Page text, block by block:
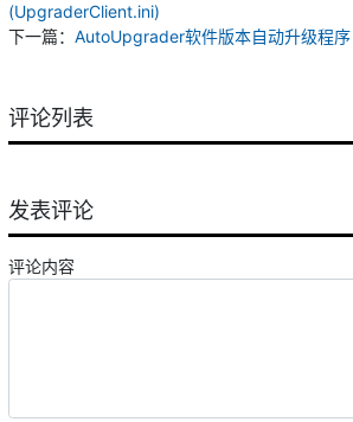
(UpgraderClient.ini)
下一篇： AutoUpgrader软件版本自动升级程
评论列表
发表评论
评论内容